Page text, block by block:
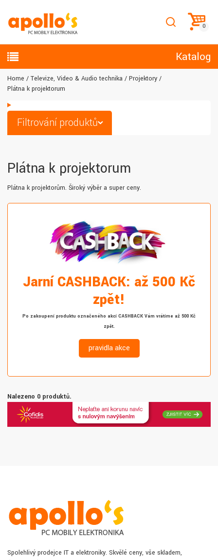
Katalog
Home Televize, Video & Audio technika
Projektory
Plátna k projektorum
Filtrování produktů
Plátna k projektorum
Plátna k projektorům. Široký výběr a super ceny.
Jarní CASHBACK: až 500 Kč
zpět!
Po zakoupení produktu označeného akcí CASHBACK Vám vrátíme až 500 Kč
zpět.
pravidla akce
Nalezeno 0 produktů.
Spolehlivý prodejce IT a elektroniky. Skvělé ceny, vše skladem,